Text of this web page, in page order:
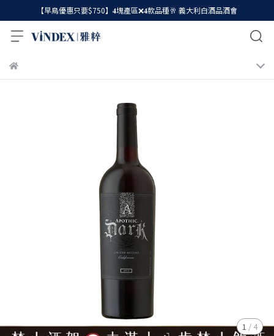
【早鳥優惠只要$750】𝟒塊產區❌𝟒款品種🥂 義大利白酒品酒會
1 / 4